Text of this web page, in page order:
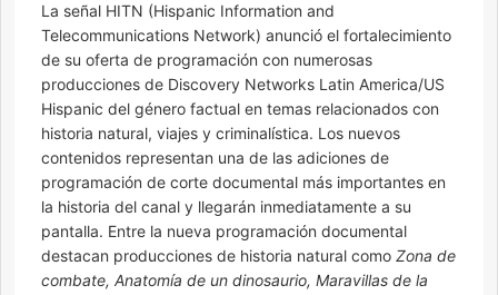
La señal HITN (Hispanic Information and
Telecommunications Network) anunció el fortalecimiento
de su oferta de programación con numerosas
producciones de Discovery Networks Latin America/US
Hispanic del género factual en temas relacionados con
historia natural, viajes y criminalística. Los nuevos
contenidos representan una de las adiciones de
programación de corte documental más importantes en
la historia del canal y llegarán inmediatamente a su
pantalla. Entre la nueva programación documental
destacan producciones de historia natural como Zona de
combate, Anatomía de un dinosaurio, Maravillas de la